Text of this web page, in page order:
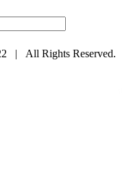
| All Rights Reserved.